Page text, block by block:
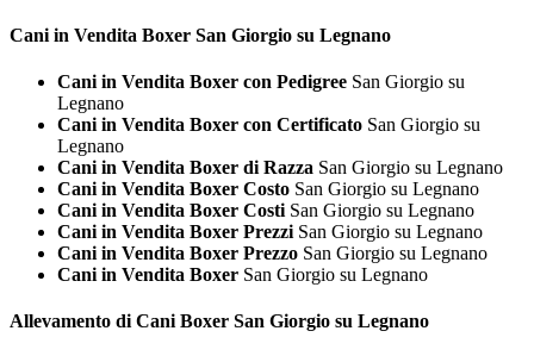
Cani in Vendita Boxer San Giorgio su Legnano
Cani in Vendita Boxer con Pedigree San Giorgio su
Legnano
Cani in Vendita Boxer con Certificato San Giorgio su
Legnano
Cani in Vendita Boxer di Razza San Giorgio su Legnano
Cani in Vendita Boxer Costo San Giorgio su Legnano
Cani in Vendita Boxer Costi San Giorgio su Legnano
Cani in Vendita Boxer Prezzi San Giorgio su Legnano
Cani in Vendita Boxer Prezzo San Giorgio su Legnano
Cani in Vendita Boxer San Giorgio su Legnano
Allevamento di Cani Boxer San Giorgio su Legnano